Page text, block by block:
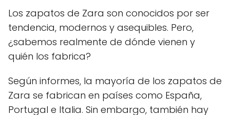
Los zapatos de Zara son conocidos por ser
tendencia, modernos y asequibles. Pero,
¿sabemos realmente de dónde vienen y
quién los fabrica?
Según informes, la mayoría de los zapatos de
Zara se fabrican en países como España,
Portugal e Italia. Sin embargo, también hay